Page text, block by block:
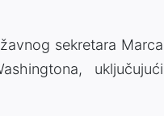
sekretara Marca
uključujući